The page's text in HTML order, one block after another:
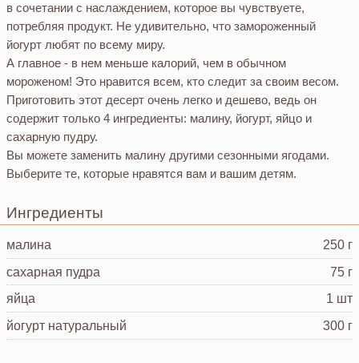
в сочетании с наслаждением, которое вы чувствуете,
потребляя продукт. Не удивительно, что замороженный
йогурт любят по всему миру.
А главное - в нем меньше калорий, чем в обычном
мороженом! Это нравится всем, кто следит за своим весом.
Приготовить этот десерт очень легко и дешево, ведь он
содержит только 4 ингредиенты: малину, йогурт, яйцо и
сахарную пудру.
Вы можете заменить малину другими сезонными ягодами.
Выберите те, которые нравятся вам и вашим детям.
Ингредиенты
малина
250 г
сахарная пудра
75 г
яйца
1 шт
йогурт натуральный
300 г